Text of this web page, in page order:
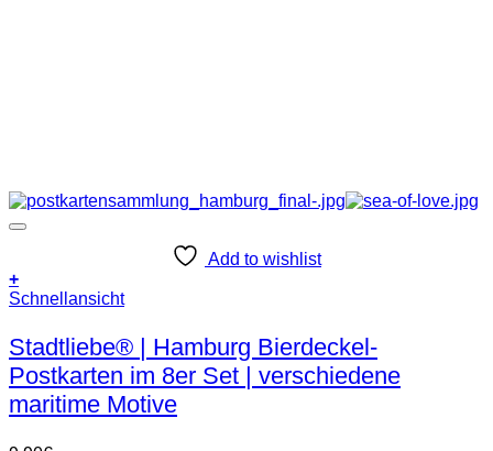
Add to wishlist
+
Schnellansicht
Stadtliebe® | Hamburg Bierdeckel-
Postkarten im 8er Set | verschiedene
maritime Motive